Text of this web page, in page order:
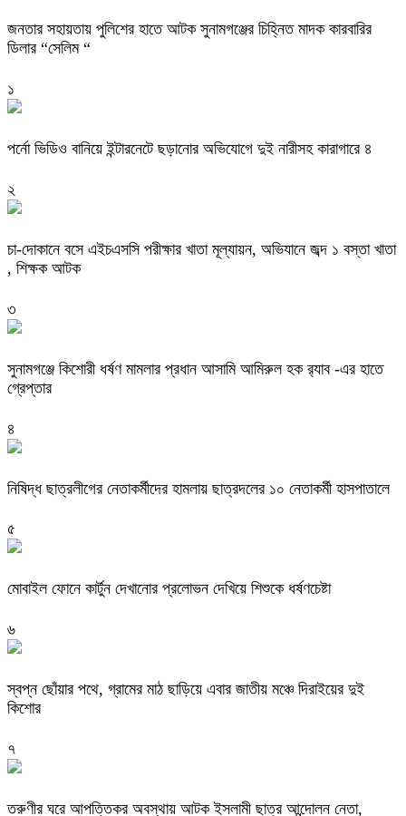
জনতার সহায়তায় পুলিশের হাতে আটক সুনামগঞ্জের চিহ্নিত মাদক কারবারির
ডিলার “সেলিম “
১
পর্নো ভিডিও বানিয়ে ইন্টারনেটে ছড়ানোর অভিযোগে দুই নারীসহ কারাগারে ৪
২
চা-দোকানে বসে এইচএসসি পরীক্ষার খাতা মূল্যায়ন, অভিযানে জব্দ ১ বস্তা খাতা
, শিক্ষক আটক
৩
‎সুনামগঞ্জে কিশোরী ধর্ষণ মামলার প্রধান আসামি আমিরুল হক র‌্যাব -এর হাতে
গ্রেপ্তার
৪
নিষিদ্ধ ছাত্রলীগের নেতাকর্মীদের হামলায় ছাত্রদলের ১০ নেতাকর্মী হাসপাতালে
৫
মোবাইল ফোনে কার্টুন দেখানোর প্রলোভন দেখিয়ে শিশুকে ধর্ষণচেষ্টা
৬
স্বপ্ন ছোঁয়ার পথে, গ্রামের মাঠ ছাড়িয়ে এবার জাতীয় মঞ্চে দিরাইয়ের দুই
কিশোর
৭
তরুণীর ঘরে আপত্তিকর অবস্থায় আটক ইসলামী ছাত্র আন্দোলন নেতা,